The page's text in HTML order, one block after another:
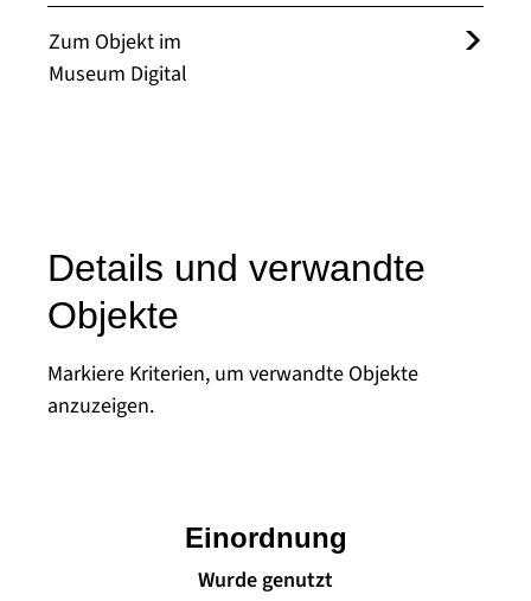
Zum Objekt im
Museum Digital
Details und verwandte
Objekte
Markiere Kriterien, um verwandte Objekte
anzuzeigen.
Wurde genutzt
Einordnung